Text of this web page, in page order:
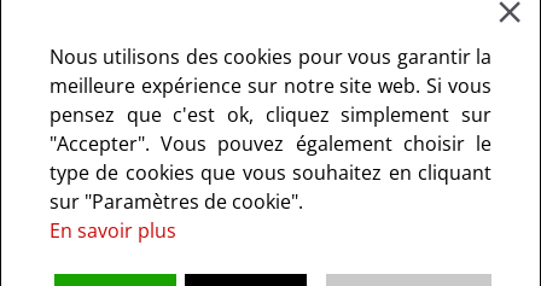
Nous utilisons des cookies pour vous garantir la
meilleure expérience sur notre site web. Si vous
pensez que c'est ok, cliquez simplement sur
"Accepter". Vous pouvez également choisir le
type de cookies que vous souhaitez en cliquant
sur "Paramètres de cookie".
En savoir plus